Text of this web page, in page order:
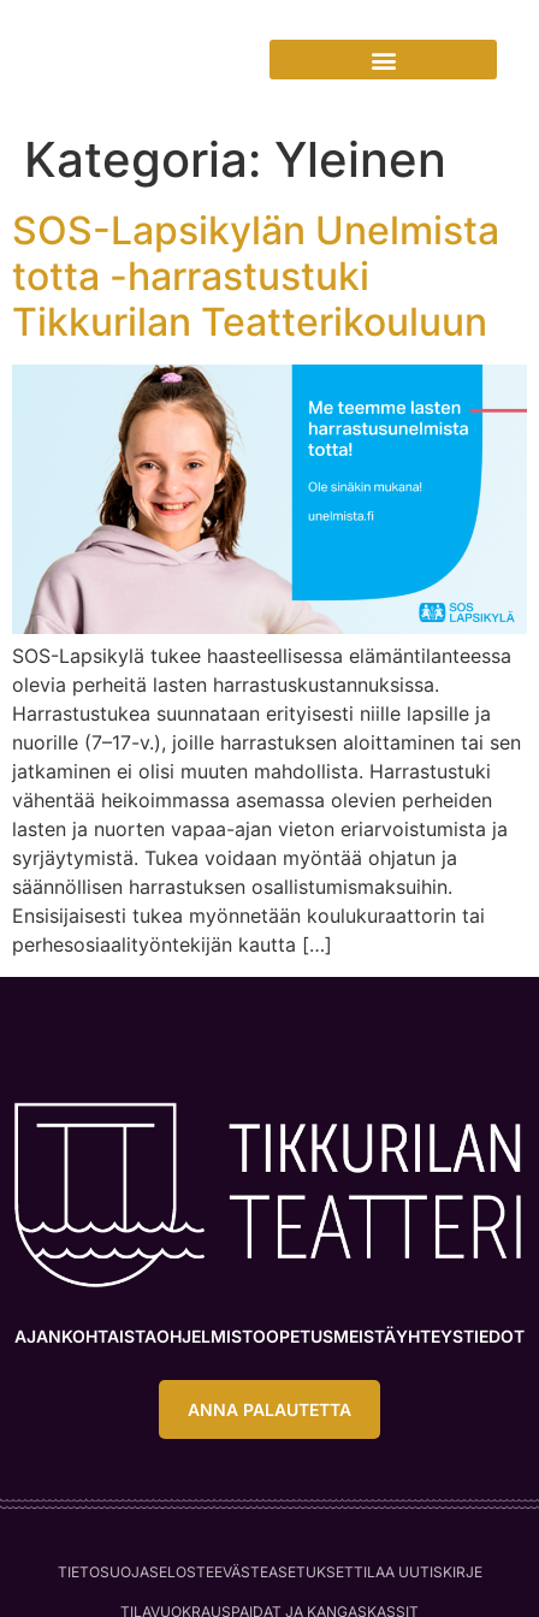
Kategoria: Yleinen
SOS-Lapsikylän Unelmista
totta -harrastustuki
Tikkurilan Teatterikouluun
SOS-Lapsikylä tukee haasteellisessa elämäntilanteessa
olevia perheitä lasten harrastuskustannuksissa.
Harrastustukea suunnataan erityisesti niille lapsille ja
nuorille (7–17-v.), joille harrastuksen aloittaminen tai sen
jatkaminen ei olisi muuten mahdollista. Harrastustuki
vähentää heikoimmassa asemassa olevien perheiden
lasten ja nuorten vapaa-ajan vieton eriarvoistumista ja
syrjäytymistä. Tukea voidaan myöntää ohjatun ja
säännöllisen harrastuksen osallistumismaksuihin.
Ensisijaisesti tukea myönnetään koulukuraattorin tai
perhesosiaalityöntekijän kautta […]
AJANKOHTAISTAOHJELMISTOOPETUSMEISTÄYHTEYSTIEDOT
ANNA PALAUTETTA
TIETOSUOJASELOSTEEVÄSTEASETUKSETTILAA UUTISKIRJE
TILAVUOKRAUSPAIDAT JA KANGASKASSIT